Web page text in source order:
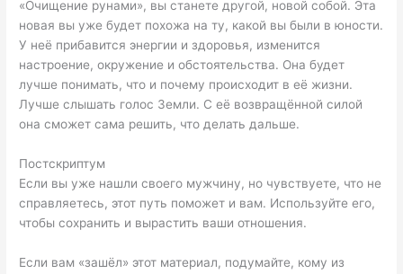
«Очищение рунами», вы станете другой, новой собой. Эта
новая вы уже будет похожа на ту, какой вы были в юности.
У неё прибавится энергии и здоровья, изменится
настроение, окружение и обстоятельства. Она будет
лучше понимать, что и почему происходит в её жизни.
Лучше слышать голос Земли. С её возвращённой силой
она сможет сама решить, что делать дальше.
Постскриптум
Если вы уже нашли своего мужчину, но чувствуете, что не
справляетесь, этот путь поможет и вам. Используйте его,
чтобы сохранить и вырастить ваши отношения.
Если вам «зашёл» этот материал, подумайте, кому из